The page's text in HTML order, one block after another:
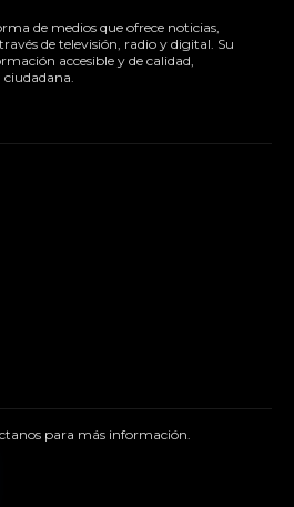
de medios que ofrece noticias,
de televisión, radio y digital. Su
accesible y de calidad,
para más información.